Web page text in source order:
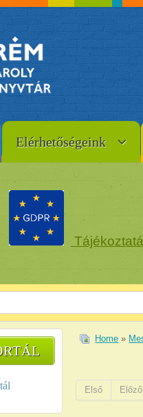
Elérhetőségeink
Home »
Első Előző